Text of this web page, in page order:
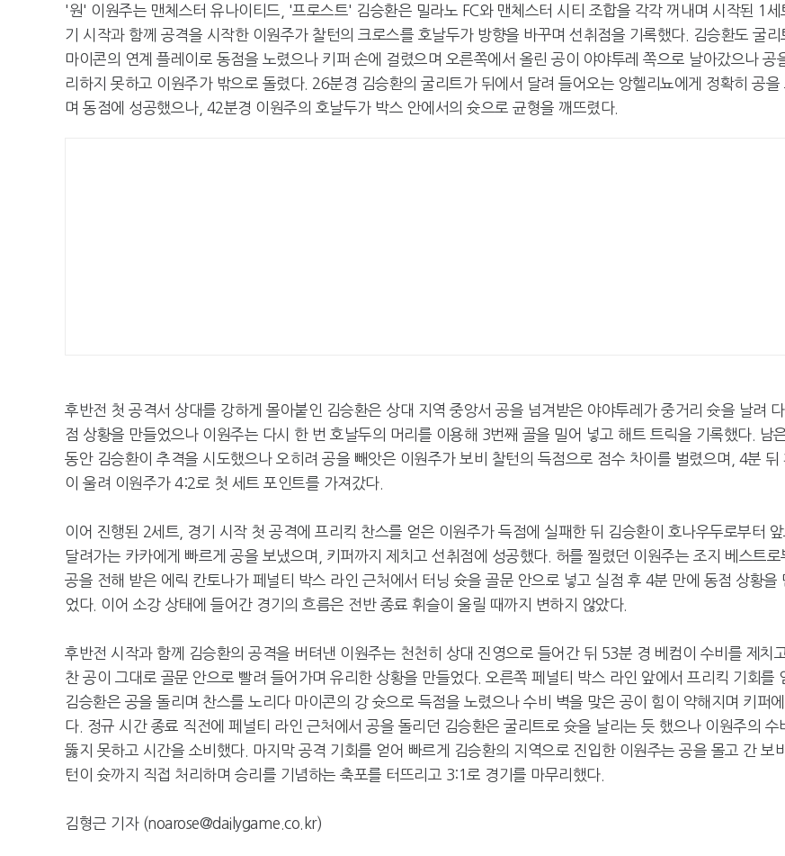
'원' 이원주는 맨체스터 유나이티드, '프로스트' 김승환은 밀라노 FC와 맨체스터 시티 조합을 각각 꺼내며 시작된 1세
기 시작과 함께 공격을 시작한 이원주가 찰턴의 크로스를 호날두가 방향을 바꾸며 선취점을 기록했다. 김승환도 굴리
마이콘의 연계 플레이로 동점을 노렸으나 키퍼 손에 걸렸으며 오른쪽에서 올린 공이 야야투레 쪽으로 날아갔으나 공
리하지 못하고 이원주가 밖으로 돌렸다. 26분경 김승환의 굴리트가 뒤에서 달려 들어오는 앙헬리뇨에게 정확히 공을
며 동점에 성공했으나, 42분경 이원주의 호날두가 박스 안에서의 슛으로 균형을 깨뜨렸다.
후반전 첫 공격서 상대를 강하게 몰아붙인 김승환은 상대 지역 중앙서 공을 넘겨받은 야야투레가 중거리 슛을 날려
점 상황을 만들었으나 이원주는 다시 한 번 호날두의 머리를 이용해 3번째 골을 밀어 넣고 해트 트릭을 기록했다. 남
동안 김승환이 추격을 시도했으나 오히려 공을 빼앗은 이원주가 보비 찰턴의 득점으로 점수 차이를 벌렸으며, 4분 뒤
이 울려 이원주가 4:2로 첫 세트 포인트를 가져갔다.
이어 진행된 2세트, 경기 시작 첫 공격에 프리킥 찬스를 얻은 이원주가 득점에 실패한 뒤 김승환이 호나우두로부터
달려가는 카카에게 빠르게 공을 보냈으며, 키퍼까지 제치고 선취점에 성공했다. 허를 찔렸던 이원주는 조지 베스트로
공을 전해 받은 에릭 칸토나가 페널티 박스 라인 근처에서 터닝 슛을 골문 안으로 넣고 실점 후 4분 만에 동점 상황을
었다. 이어 소강 상태에 들어간 경기의 흐름은 전반 종료 휘슬이 울릴 때까지 변하지 않았다.
후반전 시작과 함께 김승환의 공격을 버텨낸 이원주는 천천히 상대 진영으로 들어간 뒤 53분 경 베컴이 수비를 제치
찬 공이 그대로 골문 안으로 빨려 들어가며 유리한 상황을 만들었다. 오른쪽 페널티 박스 라인 앞에서 프리킥 기회를
김승환은 공을 돌리며 찬스를 노리다 마이콘의 강 슛으로 득점을 노렸으나 수비 벽을 맞은 공이 힘이 약해지며 키퍼
다. 정규 시간 종료 직전에 페널티 라인 근처에서 공을 돌리던 김승환은 굴리트로 슛을 날리는 듯 했으나 이원주의 수
뚫지 못하고 시간을 소비했다. 마지막 공격 기회를 얻어 빠르게 김승환의 지역으로 진입한 이원주는 공을 몰고 간 보
턴이 슛까지 직접 처리하며 승리를 기념하는 축포를 터뜨리고 3:1로 경기를 마무리했다.
김형근 기자 (noarose@dailygame.co.kr)